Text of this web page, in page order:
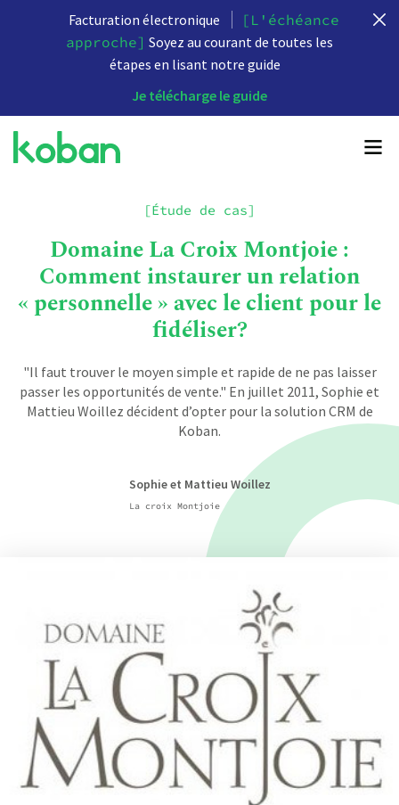
Facturation électronique
[L'échéance
approche] Soyez au courant de toutes les
étapes en lisant notre guide
Je télécharge le guide
[Étude de cas]
Domaine La Croix Montjoie :
Comment instaurer un relation
« personnelle » avec le client pour le
fidéliser?
"Il faut trouver le moyen simple et rapide de ne pas laisser
passer les opportunités de vente." En juillet 2011, Sophie et
Mattieu Woillez décident d’opter pour la solution CRM de
Koban.
Sophie et Mattieu Woillez
La croix Montjoie